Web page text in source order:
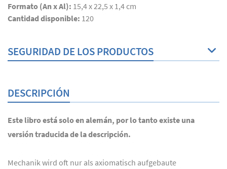
Formato (An x Al): 15,4 x 22,5 x 1,4 cm
Cantidad disponible: 120
SEGURIDAD DE LOS PRODUCTOS
DESCRIPCIÓN
Este libro está solo en alemán, por lo tanto existe una
versión traducida de la descripción.
Mechanik wird oft nur als axiomatisch aufgebaute